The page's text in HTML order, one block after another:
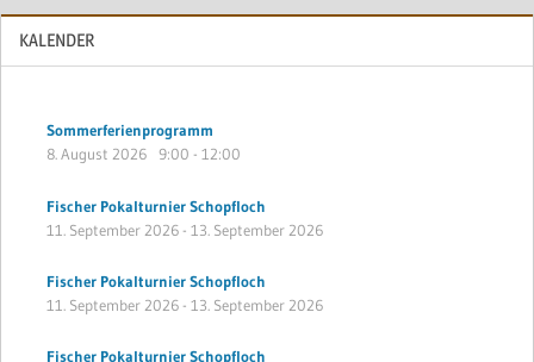
KALENDER
Sommerferienprogramm
8. August 2026 9:00 - 12:00
Fischer Pokalturnier Schopfloch
11. September 2026- 13. September 2026
Fischer Pokalturnier Schopfloch
11. September 2026- 13. September 2026
Fischer Pokalturnier Schopfloch